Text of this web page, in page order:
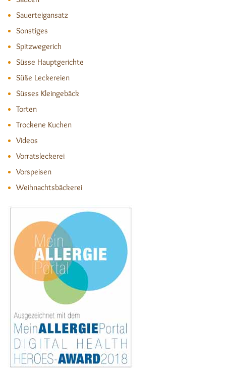
Sauerteigansatz
Sonstiges
Spitzwegerich
Süsse Hauptgerichte
Süße Leckereien
Süsses Kleingebäck
Torten
Trockene Kuchen
Videos
Vorratsleckerei
Vorspeisen
Weihnachtsbäckerei